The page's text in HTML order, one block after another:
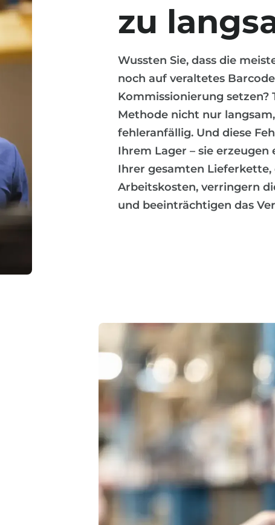
zu
Wussten Sie, dass die
noch auf veraltetes
Kommissionierung setzen?
Methode nicht nur
fehleranfällig. Und diese
Ihrem Lager – sie
Ihrer gesamten Lieferkette,
Arbeitskosten, verringern
und beeinträchtigen das